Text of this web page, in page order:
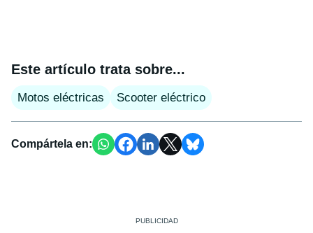
Este artículo trata sobre...
Motos eléctricas Scooter eléctrico
Compártela en: